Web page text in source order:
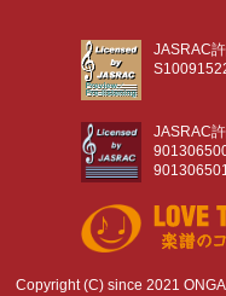
JASRAC許
JASRAC許
Copyright (C) since 2021